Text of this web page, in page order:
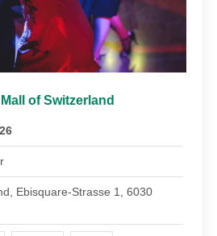
of Switzerland
Ebisquare-Strasse 1, 6030